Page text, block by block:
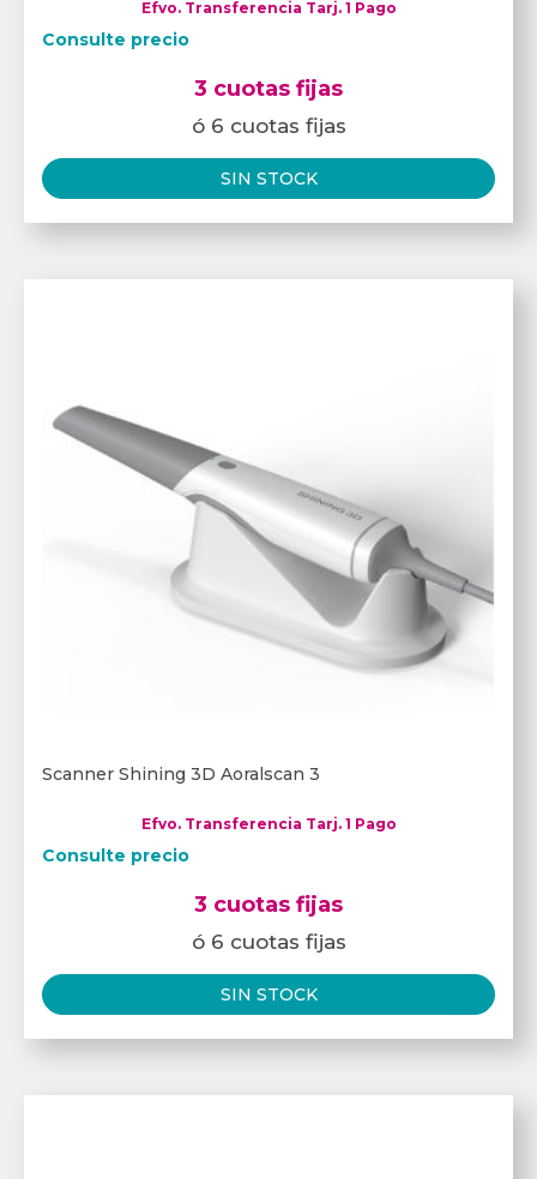
Efvo. Transferencia Tarj. 1 Pago
Consulte precio
3 cuotas fijas
ó 6 cuotas fijas
SIN STOCK
Scanner Shining 3D Aoralscan 3
Efvo. Transferencia Tarj. 1 Pago
Consulte precio
3 cuotas fijas
ó 6 cuotas fijas
SIN STOCK